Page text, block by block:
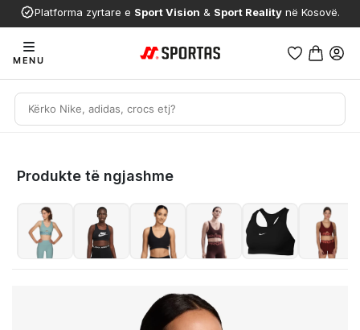
Platforma zyrtare e Sport Vision & Sport Reality në Kosovë.
MENU
Produkte të ngjashme